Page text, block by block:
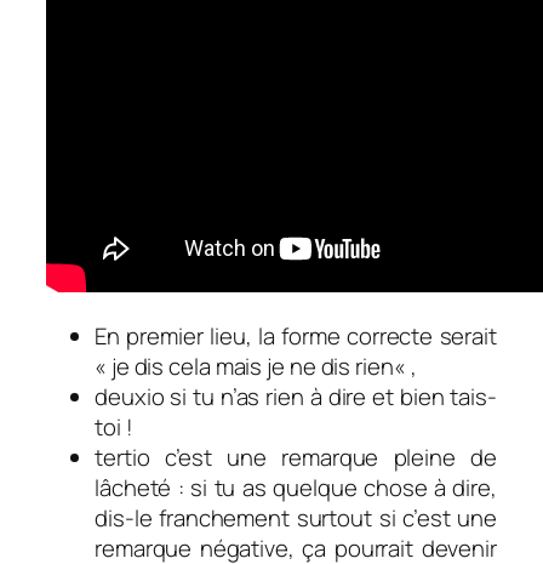
En premier lieu, la forme correcte serait
« je dis cela mais je ne dis rien« ,
deuxio si tu n’as rien à dire et bien tais-
toi !
tertio c’est une remarque pleine de
lâcheté : si tu as quelque chose à dire,
dis-le franchement surtout si c’est une
remarque négative, ça pourrait devenir